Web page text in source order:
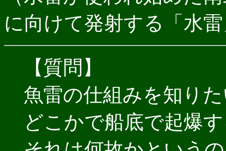
に向けて発射する「水
【質問】
魚雷の仕組みを知り
どこかで船底で起爆